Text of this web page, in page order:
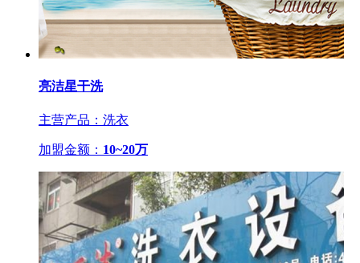
亮洁星干洗
主营产品：洗衣
加盟金额： 10~20万